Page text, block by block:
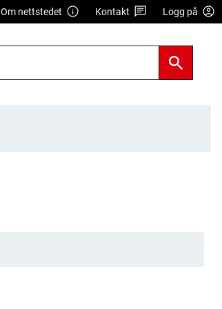
Om nettstedet Kontakt Logg på